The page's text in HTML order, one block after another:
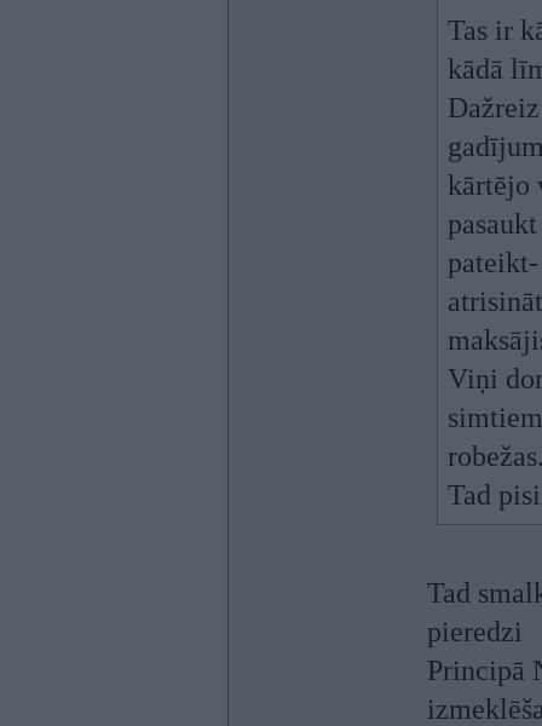
Tas ir
kādā
kārtējo
Viņi
Tad
Tad
pieredzi
Principā